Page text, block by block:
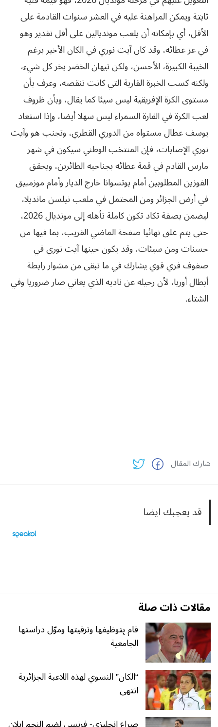
ثابتة ويمكن المراهنة عليه في العشر سنوات القادمة على
الأقل، أي بإمكانه أن يلعب مونديالين على أقل تقدير وهو
في عز عطائه، وقد كان آيت نوري في الكان الأخير برغم
الخيبة الكبيرة، الأحسن، ولكن تيهان الخضر بخر كل شيء،
ولكنه كسب الخبرة القارية التي كانت تنقصه، وعرف بأن
مستوى الكرة الإفريقية ليس سيئا كما يقال، وبأن ظروف
لعب الكرة في القارة السمراء ليس سهلا أيضا، وإذا استعاد
يوسف عطال مستواه من الدوري القطري، وتجنب هو وآيت
نوري الإصابات، فإن المنتخب الوطني سيكون في شهر
مارس القادم في قمة عطائه بجناحيه الطائرين، ويحقق
الفوزين المطلوبين أمام بوتسوانا خارج الديار وأمام موزمبيق
في أرض الجزائر ومن المحتمل في ملعب نيلسن مانديلا،
ليضمن بصفة تكاد تكون كاملة تأهله إلى مونديال 2026،
حتى يتم غلق نهائيا صفحة الماضي القريب، بما فيها من
حسنات ومن سيئات، وقد يكون حينها آيت نوري في
صفوف فري قوي يشارك في ما تبقى من مشوار رابطة
أبطال أوربا، لأن رحيله عن ناديه الذي يعاني صار ضروريا وفي
الشتاء.
شارك المقال
قد يعجبك ايضا
مقالات ذات صلة
قام بِتوظيفها وترقيتها وموّل دراستها
الجامعية
“الكان” النسوي لهذه اللاعبة الجزائرية
انتهى